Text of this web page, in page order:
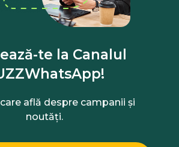
te la Canalul
află despre campanii și
noutăți.